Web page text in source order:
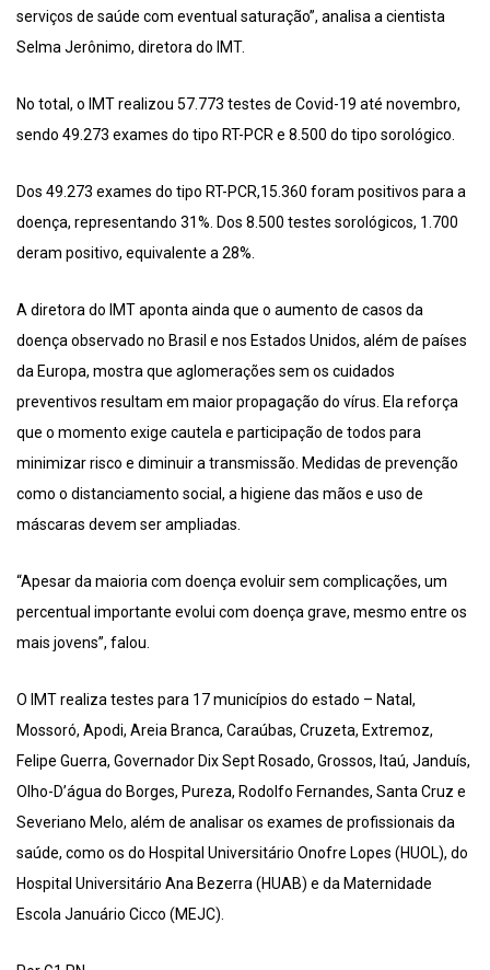
serviços de saúde com eventual saturação”, analisa a cientista
Selma Jerônimo, diretora do IMT.
No total, o IMT realizou 57.773 testes de Covid-19 até novembro,
sendo 49.273 exames do tipo RT-PCR e 8.500 do tipo sorológico.
Dos 49.273 exames do tipo RT-PCR,15.360 foram positivos para a
doença, representando 31%. Dos 8.500 testes sorológicos, 1.700
deram positivo, equivalente a 28%.
A diretora do IMT aponta ainda que o aumento de casos da
doença observado no Brasil e nos Estados Unidos, além de países
da Europa, mostra que aglomerações sem os cuidados
preventivos resultam em maior propagação do vírus. Ela reforça
que o momento exige cautela e participação de todos para
minimizar risco e diminuir a transmissão. Medidas de prevenção
como o distanciamento social, a higiene das mãos e uso de
máscaras devem ser ampliadas.
“Apesar da maioria com doença evoluir sem complicações, um
percentual importante evolui com doença grave, mesmo entre os
mais jovens”, falou.
O IMT realiza testes para 17 municípios do estado – Natal,
Mossoró, Apodi, Areia Branca, Caraúbas, Cruzeta, Extremoz,
Felipe Guerra, Governador Dix Sept Rosado, Grossos, Itaú, Janduís,
Olho-D’água do Borges, Pureza, Rodolfo Fernandes, Santa Cruz e
Severiano Melo, além de analisar os exames de profissionais da
saúde, como os do Hospital Universitário Onofre Lopes (HUOL), do
Hospital Universitário Ana Bezerra (HUAB) e da Maternidade
Escola Januário Cicco (MEJC).